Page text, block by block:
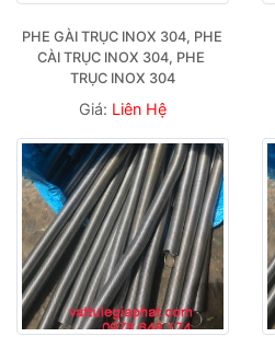
PHE GÀI TRỤC INOX 304, PHE
CÀI TRỤC INOX 304, PHE
TRỤC INOX 304
Giá: Liên Hệ